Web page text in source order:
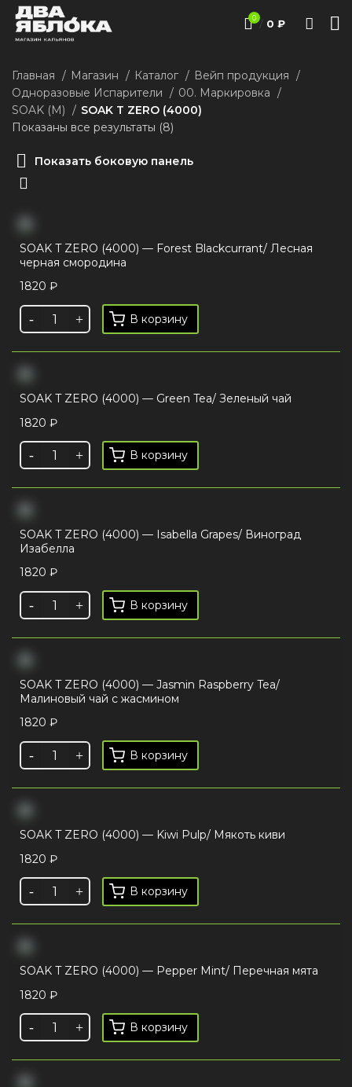
0 / 0 ₽
Главная Магазин Каталог
Вейп продукция
Одноразовые Испарители
00. Маркировка
SOAK (М)
SOAK T ZERO (4000)
Показаны все результаты (8)
Показать боковую панель
SOAK T ZERO (4000) — Forest Blackcurrant/ Лесная
черная смородина
1820 ₽
В корзину
SOAK T ZERO (4000) — Green Tea/ Зеленый чай
1820 ₽
В корзину
SOAK T ZERO (4000) — Isabella Grapes/ Виноград
Изабелла
1820 ₽
В корзину
SOAK T ZERO (4000) — Jasmin Raspberry Tea/
Малиновый чай с жасмином
1820 ₽
В корзину
SOAK T ZERO (4000) — Kiwi Pulp/ Мякоть киви
1820 ₽
В корзину
SOAK T ZERO (4000) — Pepper Mint/ Перечная мята
1820 ₽
В корзину